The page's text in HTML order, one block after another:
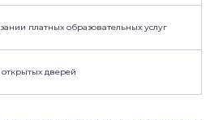
платных образовательных услуг
дверей